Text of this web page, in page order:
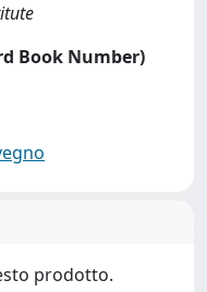
Book Number)
prodotto.